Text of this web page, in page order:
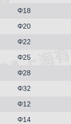
Φ18
Φ20
Φ22
Φ25
Φ28
Φ32
Φ12
Φ14